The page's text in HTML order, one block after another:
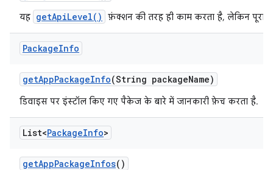
यह getApiLevel() फ़ंक्शन की तरह ही काम करता है, लेकिन पूरा
PackageInfo
getAppPackageInfo(String packageName)
डिवाइस पर इंस्टॉल किए गए पैकेज के बारे में जानकारी फ़ेच करता है.
List<PackageInfo>
getAppPackageInfos()